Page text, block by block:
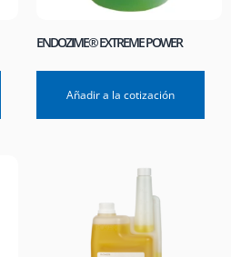
ENDOZIME® EXTREME POWER
Añadir a la cotización